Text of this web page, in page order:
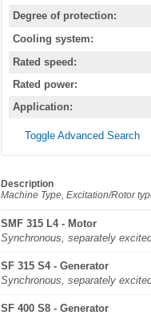
Degree of protection:
Cooling system:
Rated speed:
Rated power:
Application:
Toggle Advanced Search
Description
Machine Type, Excitation/Rotor
SMF 315 L4 - Motor
Synchronous, separately
SF 315 S4 - Generator
Synchronous, separately
SF 400 S8 - Generator